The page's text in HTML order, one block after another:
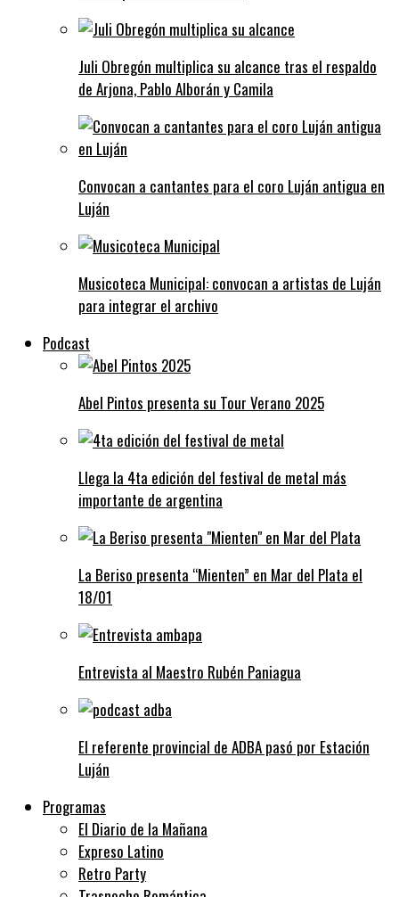
Juli Obregón multiplica su alcance tras el respaldo
de Arjona, Pablo Alborán y Camila
Convocan a cantantes para el coro Luján antigua en
Luján
Musicoteca Municipal: convocan a artistas de Luján
para integrar el archivo
Podcast
Abel Pintos presenta su Tour Verano 2025
Llega la 4ta edición del festival de metal más
importante de argentina
La Beriso presenta “Mienten” en Mar del Plata el
18/01
Entrevista al Maestro Rubén Paniagua
El referente provincial de ADBA pasó por Estación
Luján
Programas
El Diario de la Mañana
Expreso Latino
Retro Party